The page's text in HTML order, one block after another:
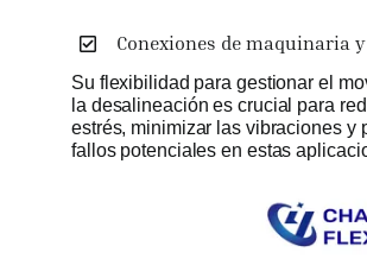
Conexiones de maquinaria
Su flexibilidad para gestionar el
la desalineación es crucial para
estrés, minimizar las vibraciones y
fallos potenciales en estas